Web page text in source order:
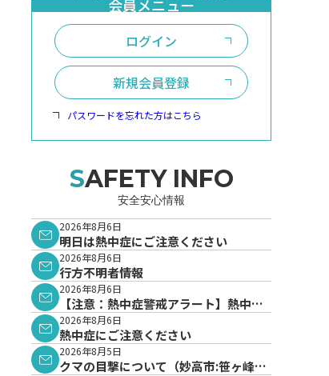
ログイン
新規会員登録
パスワードを忘れた方はこちら
SAFETY INFO
安全安心情報
2026年8月6日
明日は熱中症にご注意ください
2026年8月6日
行方不明者情報
2026年8月6日
【注意：熱中症警戒アラート】熱中症
警戒アラートが発表されています。
2026年8月6日
熱中症にご注意ください
2026年8月5日
クマの目撃について（妙高市:笹ヶ峰地